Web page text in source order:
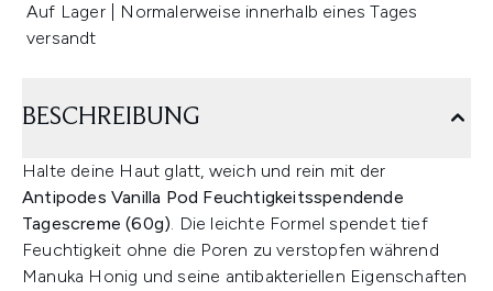
Auf Lager | Normalerweise innerhalb eines Tages
versandt
BESCHREIBUNG
Halte deine Haut glatt, weich und rein mit der
Antipodes Vanilla Pod Feuchtigkeitsspendende
Tagescreme (60g). Die leichte Formel spendet tief
Feuchtigkeit ohne die Poren zu verstopfen während
Manuka Honig und seine antibakteriellen Eigenschaften